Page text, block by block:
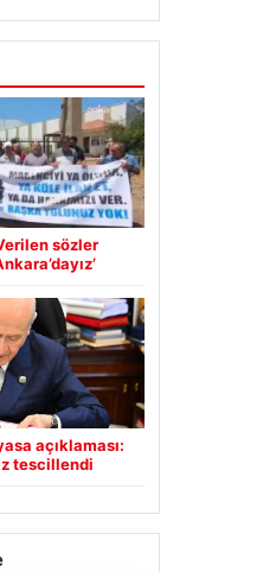
sözler
açıklaması:
tescillendi